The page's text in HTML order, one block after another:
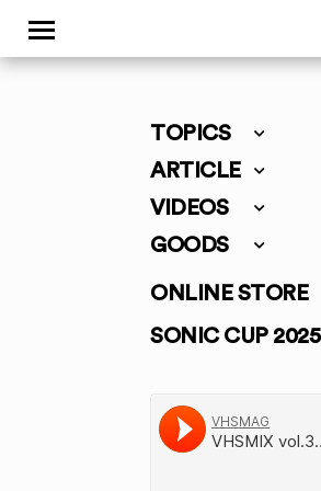
TOPICS
ARTICLE
VIDEOS
GOODS
ONLINE STORE
SONIC CUP 2025